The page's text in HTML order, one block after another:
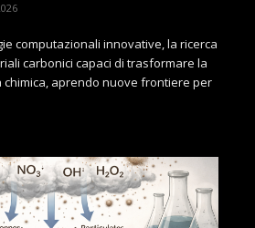
computazionali innovative, la ricerca
carbonici capaci di trasformare la
chimica, aprendo nuove frontiere per